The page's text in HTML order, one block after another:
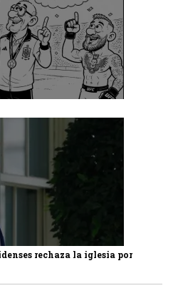
rechaza la iglesia por